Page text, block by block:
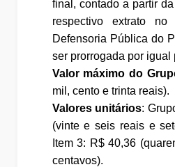
final, contado a partir
respectivo extrato
Defensoria Pública do
ser prorrogada por igual
Valor máximo do
mil, cento e trinta reais).
Valores unitários:
(vinte e seis reais e
Item 3: R$ 40,36
centavos).